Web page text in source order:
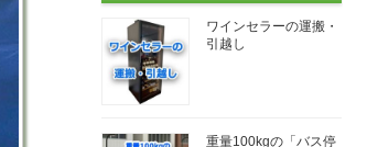
ワインセラーの運搬・
引越し
重量100kgの「バス停